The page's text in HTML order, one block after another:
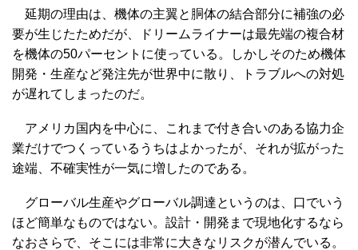
延期の理由は、機体の主翼と胴体の結合部分に補強の必
要が生じたためだが、ドリームライナーは最先端の複合材
を機体の50パーセントに使っている。しかしそのため機体
開発・生産など発注先が世界中に散り、トラブルへの対処
が遅れてしまったのだ。
アメリカ国内を中心に、これまで付き合いのある協力企
業だけでつくっているうちはよかったが、それが拡がった
途端、不確実性が一気に増したのである。
グローバル生産やグローバル調達というのは、口でいう
ほど簡単なものではない。設計・開発まで現地化するなら
なおさらで、そこには非常に大きなリスクが潜んでいる。